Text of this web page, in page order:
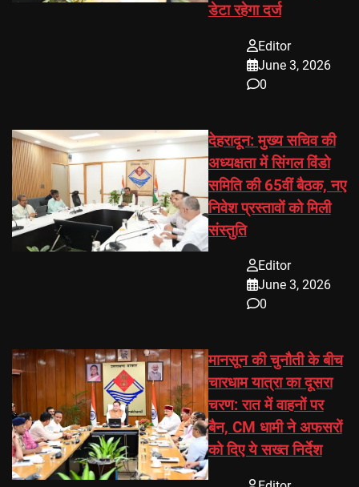
डेटा रहेगा दर्ज
Editor
June 3, 2026
0
देहरादून: मुख्य सचिव की
अध्यक्षता में सिंगल विंडो
समिति की 65वीं बैठक, नए
निवेश प्रस्तावों को मिली
संस्तुति
Editor
June 3, 2026
0
मानसून की चुनौती के बीच
चारधाम यात्रा का दूसरा
चरण: रात में वाहनों पर
बैन, CM धामी ने अफसरों
को दिए ये सख्त निर्देश